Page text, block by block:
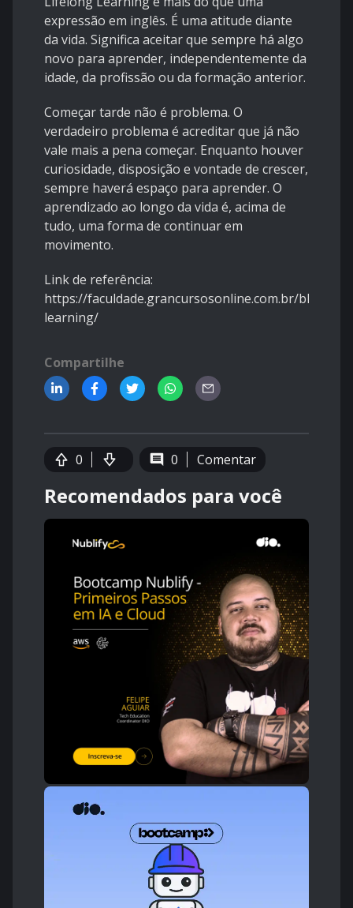
expressão em inglês. É uma atitude diante
da vida. Significa aceitar que sempre há algo
novo para aprender, independentemente da
idade, da profissão ou da formação anterior.
Começar tarde não é problema. O
verdadeiro problema é acreditar que já não
vale mais a pena começar. Enquanto houver
curiosidade, disposição e vontade de crescer,
sempre haverá espaço para aprender. O
aprendizado ao longo da vida é, acima de
tudo, uma forma de continuar em
movimento.
Link de referência:
https://faculdade.grancursosonline.com.br/blog/
learning/
Compartilhe
0 0 Comentar
Recomendados para você